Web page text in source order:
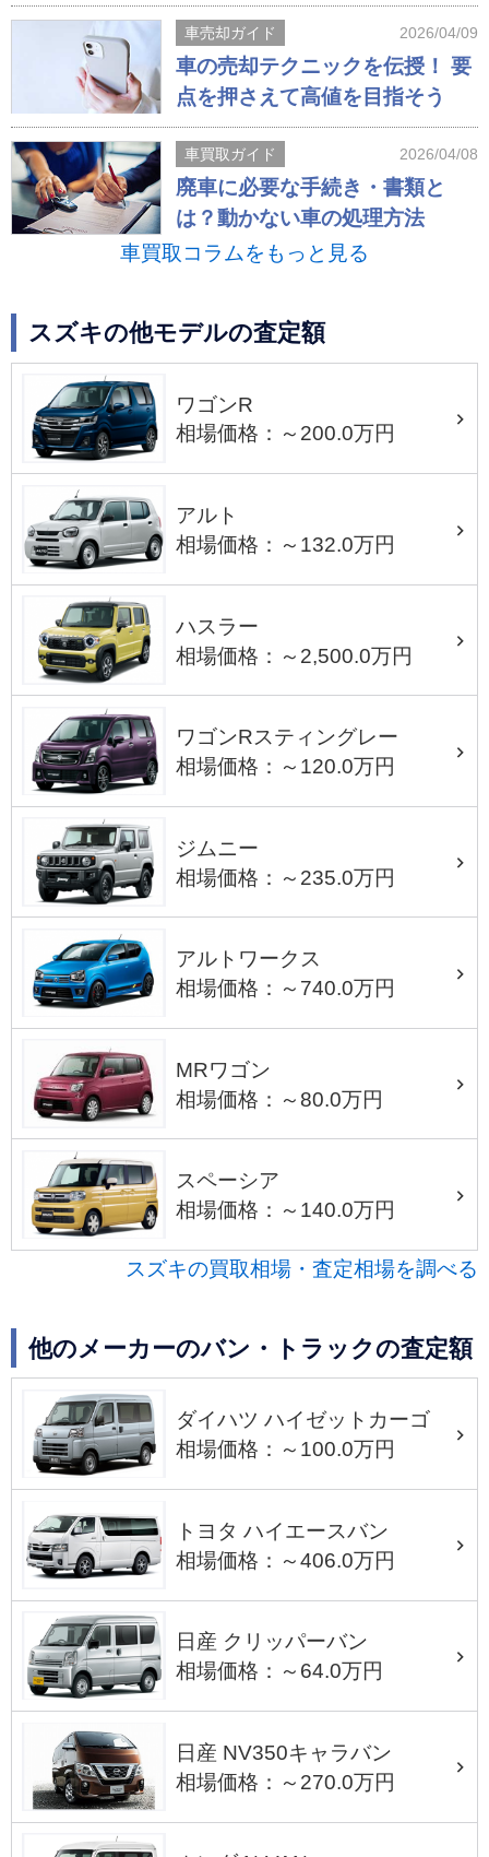
車売却ガイド 2026/04/09
車の売却テクニックを伝授！ 要
点を押さえて高値を目指そう
車買取ガイド 2026/04/08
廃車に必要な手続き・書類と
は？動かない車の処理方法
車買取コラムをもっと見る
スズキの他モデルの査定額
ワゴンR
相場価格：～200.0万円
アルト
相場価格：～132.0万円
ハスラー
相場価格：～2,500.0万円
ワゴンRスティングレー
相場価格：～120.0万円
ジムニー
相場価格：～235.0万円
アルトワークス
相場価格：～740.0万円
MRワゴン
相場価格：～80.0万円
スペーシア
相場価格：～140.0万円
スズキの買取相場・査定相場を調べる
他のメーカーのバン・トラックの査定額
ダイハツ ハイゼットカーゴ
相場価格：～100.0万円
トヨタ ハイエースバン
相場価格：～406.0万円
日産 クリッパーバン
相場価格：～64.0万円
日産 NV350キャラバン
相場価格：～270.0万円